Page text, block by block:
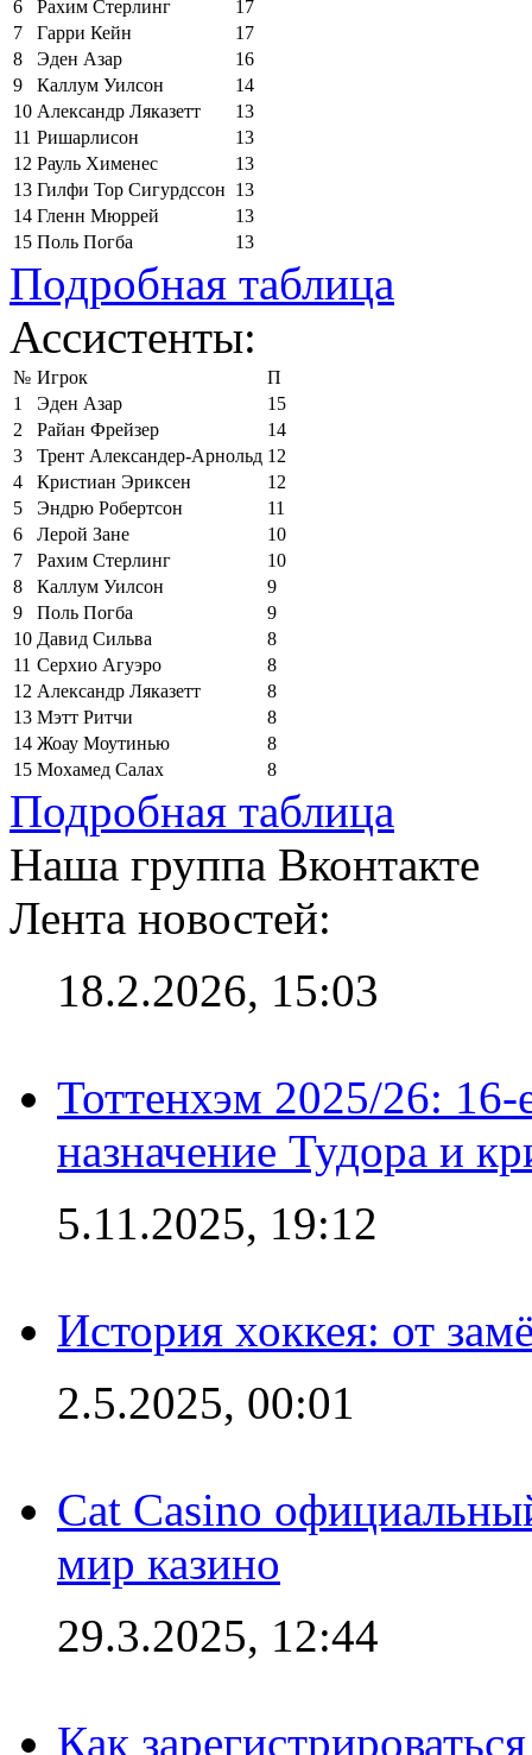
6
Рахим Стерлинг
17
7
Гарри Кейн
17
8
Эден Азар
16
9
Каллум Уилсон
14
10 Александр Ляказетт
13
11 Ришарлисон
13
12 Рауль Хименес
13
13 Гилфи Тор Сигурдссон 13
14 Гленн Мюррей
13
15 Поль Погба 13
Подробная таблица
Ассистенты:
№ Игрок
П
1
Эден Азар
15
2
Райан Фрейзер
14
3
Трент Александер-Арнольд 12
4
Кристиан Эриксен
12
5
Эндрю Робертсон
11
6
Лерой Зане
10
7
Рахим Стерлинг
10
8
Каллум Уилсон
9
9
Поль Погба
9
10 Давид Сильва
8
11 Серхио Агуэро
8
12 Александр Ляказетт
8
13 Мэтт Ритчи
8
14 Жоау Моутинью
8
15 Мохамед Салах 8
Подробная таблица
Наша группа Вконтакте
Лента новостей:
18.2.2026, 15:03
Тоттенхэм 2025/26:
назначение Тудора и
5.11.2025, 19:12
История хоккея: от
2.5.2025, 00:01
Cat Casino
мир казино
29.3.2025, 12:44
Как